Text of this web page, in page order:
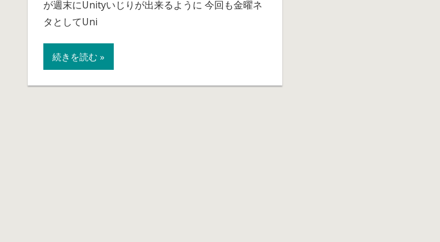
戦
が週末にUnityいじりが出来るように 今回も金曜ネ
タとしてUni
続きを読む »